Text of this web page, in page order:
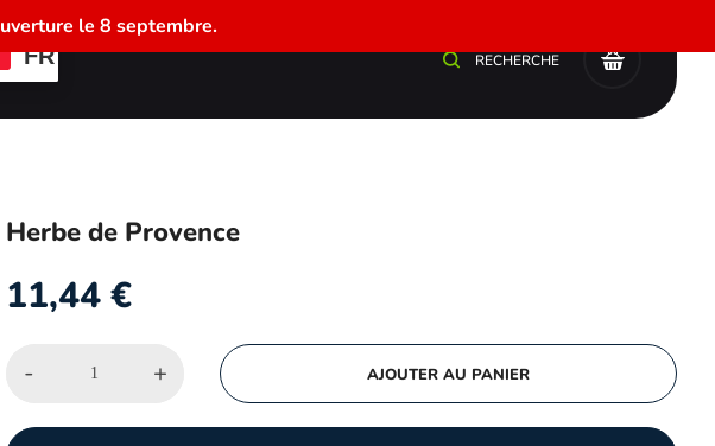
le 8 septembre.
FR RECHERCHE
Herbe de Provence
11,44€
- + AJOUTER AU PANIER